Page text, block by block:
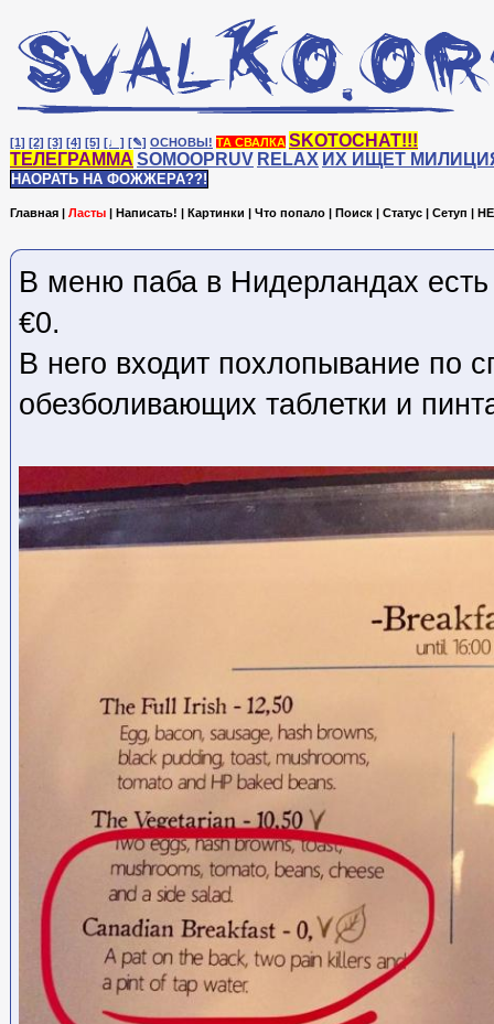
[1] [2] [3] [4] [5] [♩] [✎] ОСНОВЫ! ТА СВАЛКА SKOTOCHAT!!!
ТЕЛЕГРАММА SOMOOPRUV RELAX ИХ ИЩЕТ
НАОРАТЬ НА ФОЖЖЕРА??!
Главная | Ласты | Написать! | Картинки | Что попало | Поиск | Статус | Сетуп |
В меню паба в Нидерландах есть
€0.
В него входит похлопывание по
обезболивающих таблетки и